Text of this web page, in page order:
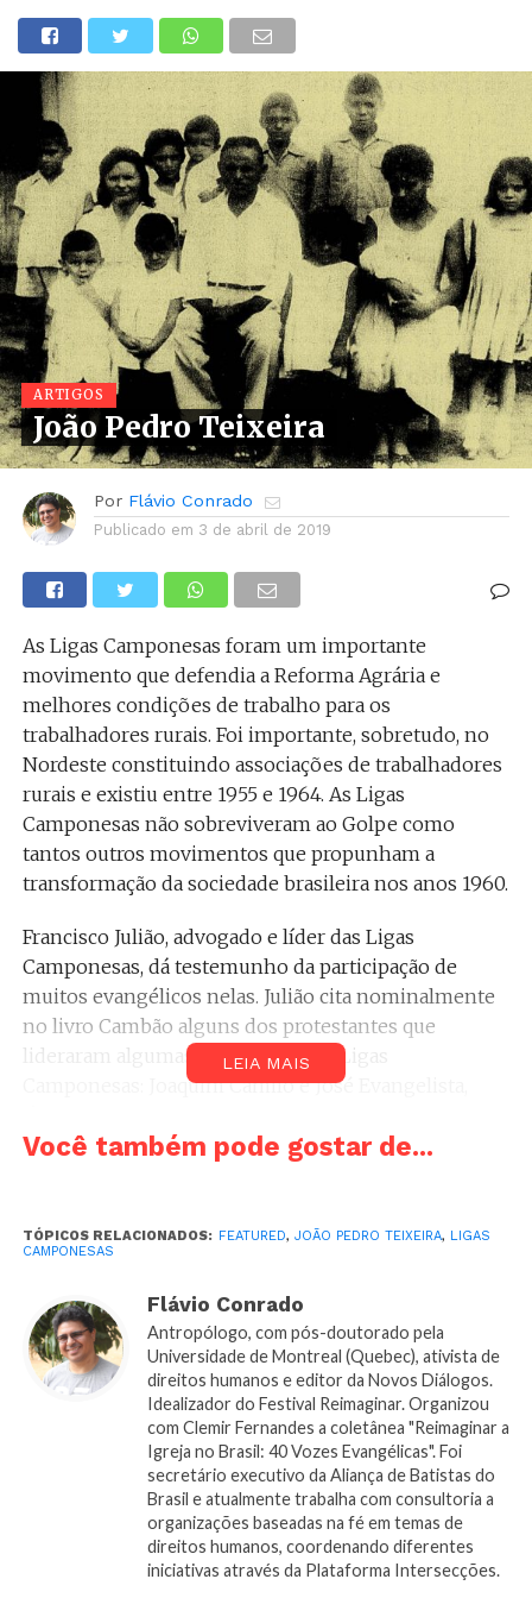
ARTIGOS
João Pedro Teixeira
Por Flávio Conrado
Publicado em 3 de abril de 2019
As Ligas Camponesas foram um importante
movimento que defendia a Reforma Agrária e
melhores condições de trabalho para os
trabalhadores rurais. Foi importante, sobretudo, no
Nordeste constituindo associações de trabalhadores
rurais e existiu entre 1955 e 1964. As Ligas
Camponesas não sobreviveram ao Golpe como
tantos outros movimentos que propunham a
transformação da sociedade brasileira nos anos 1960.
Francisco Julião, advogado e líder das Ligas
Camponesas, dá testemunho da participação de
muitos evangélicos nelas. Julião cita nominalmente
no livro Cambão alguns dos protestantes que
lideraram algumas das mais ativas Ligas
Camponesas: Joaquim Camilo e José Evangelista,
Pedro Teixeira, líder da Liga de Sapé, na Paraíba.
das maiores ligas da Paraíba, com mais de 10.000
associados. Foi assassinado em 1962 por organizar os
trabalho, lutar pela Reforma Agrária e a justiça no
campo.
Eduardo Coutinho, um dos maiores documentaristas
brasileiros, registrou a história de João Pedro
Teixeira em Cabra Marcado Pra Morrer (1981-1984),
filme que ganhou 12 prêmios internacionais e é
considerado um marco na história do cinema
brasileiro. O filme resgata a história de João Pedro
Teixeira e das Ligas Camponesas através dos
LEIA MAIS
Você também pode gostar de...
TÓPICOS RELACIONADOS: FEATURED, JOÃO PEDRO TEIXEIRA, LIGAS
CAMPONESAS
Flávio Conrado
Antropólogo, com pós-doutorado pela
Universidade de Montreal (Quebec), ativista de
direitos humanos e editor da Novos Diálogos.
Idealizador do Festival Reimaginar. Organizou
com Clemir Fernandes a coletânea "Reimaginar a
Igreja no Brasil: 40 Vozes Evangélicas". Foi
secretário executivo da Aliança de Batistas do
Brasil e atualmente trabalha com consultoria a
organizações baseadas na fé em temas de
direitos humanos, coordenando diferentes
iniciativas através da Plataforma Intersecções.